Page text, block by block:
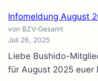
Infomeldung August
von BZV-Gesamt
Juli 26, 2025
Liebe Bushido-
für August 2025 euer